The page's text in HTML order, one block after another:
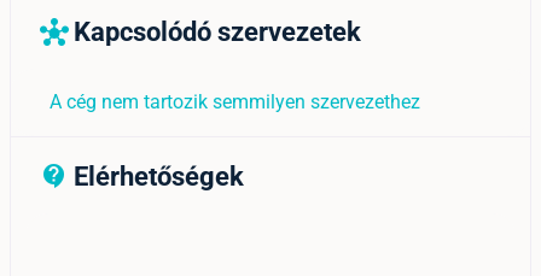
hub Kapcsolódó szervezetek
A cég nem tartozik semmilyen szervezethez
contact_support_outline
Elérhetőségek